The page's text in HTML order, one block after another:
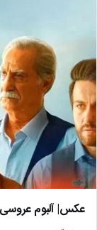
عکس| آلبوم عروسی